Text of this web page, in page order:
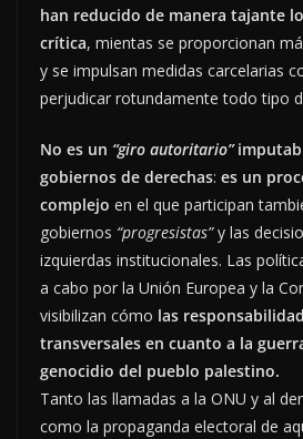
han reducido de manera tajante
crítica, mientas se proporcionan
y se impulsan medidas carcelarias
perjudicar rotundamente todo tipo
No es un “giro autoritario”
gobiernos de derechas: es un
complejo en el que participan
gobiernos “progresistas”y las
izquierdas institucionales. Las
a cabo por la Unión Europea y la
visibilizan cómo las
transversales en cuanto a la
genocidio del pueblo palestino.
Tanto las llamadas a la ONU y al
como la propaganda electoral de